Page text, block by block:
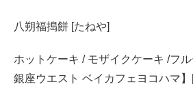
八朔福搗餅 [たねや]
ホットケーキ / モザイクケーキ /フ
銀座ウエスト ベイカフェヨコハマ